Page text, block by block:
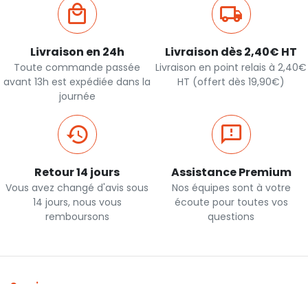
Livraison en 24h
Toute commande passée
avant 13h est expédiée dans la
journée
Livraison dès 2,40€ HT
Livraison en point relais à 2,40€
HT (offert dès 19,90€)
Retour 14 jours
Vous avez changé d'avis sous
14 jours, nous vous
remboursons
Assistance Premium
Nos équipes sont à votre
écoute pour toutes vos
questions